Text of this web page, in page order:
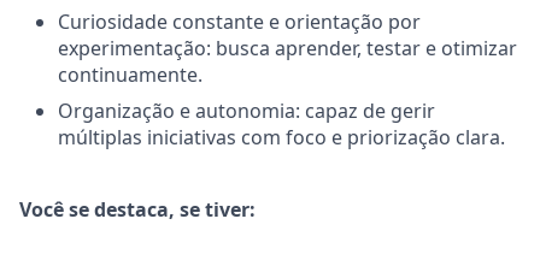
Curiosidade constante e orientação por
experimentação: busca aprender, testar e otimizar
continuamente.
Organização e autonomia: capaz de gerir
múltiplas iniciativas com foco e priorização clara.
Você se destaca, se tiver: